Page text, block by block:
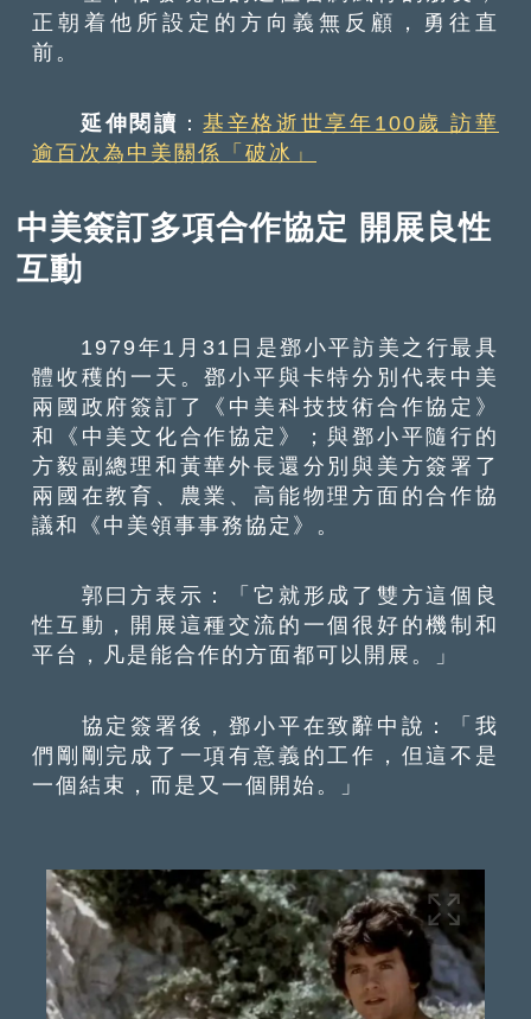
正朝着他所設定的方向義無反顧，勇往直
前。
延伸閱讀 ：基辛格逝世享年100歲 訪華
逾百次為中美關係「破冰」
中美簽訂多項合作協定 開展良性
互動
1979年1月31日是鄧小平訪美之行最具
體收穫的一天。鄧小平與卡特分別代表中美
兩國政府簽訂了《中美科技技術合作協定》
和《中美文化合作協定》；與鄧小平隨行的
方毅副總理和黃華外長還分別與美方簽署了
兩國在教育、農業、高能物理方面的合作協
議和《中美領事事務協定》。
郭曰方表示：「它就形成了雙方這個良
性互動，開展這種交流的一個很好的機制和
平台，凡是能合作的方面都可以開展。」
協定簽署後，鄧小平在致辭中說：「我
們剛剛完成了一項有意義的工作，但這不是
一個結束，而是又一個開始。」